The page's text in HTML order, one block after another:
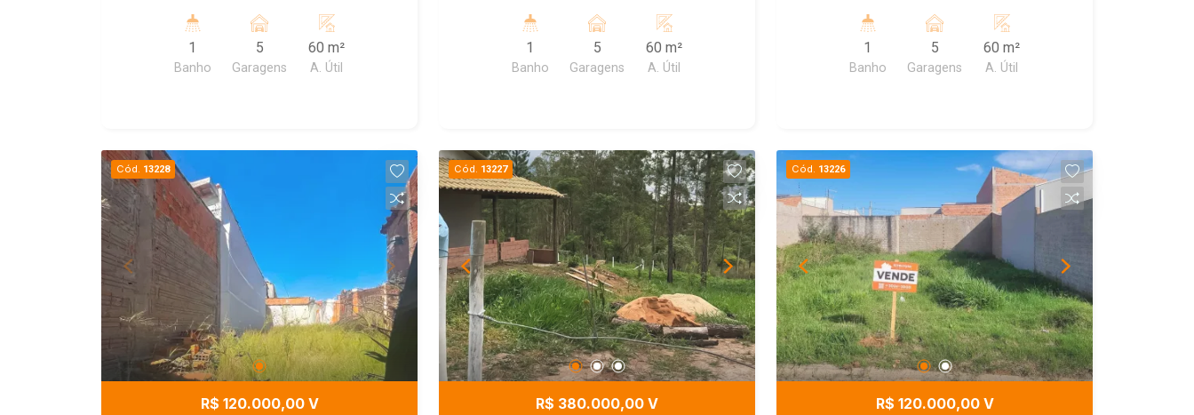
distribuído , banheiro Privativo, ar
condicionado, proporcionando mais
conforto para o dia dia , e Sistema de
1
Banho
5
Garagens
60 m²
A. Útil
distribuído , banheiro Privativo, ar
condicionado, proporcionando mais
conforto para o dia dia , e Sistema de
1
Banho
5
Garagens
60 m²
A. Útil
distribuído , banheiro Privativo, ar
condicionado, proporcionando mais
conforto para o dia dia , e Sistema de
1
Banho
5
Garagens
60 m²
A. Útil
Cód. 13228
R$ 120.000,00 V
Cód. 13227
R$ 380.000,00 V
Cód. 13226
R$ 120.000,00 V